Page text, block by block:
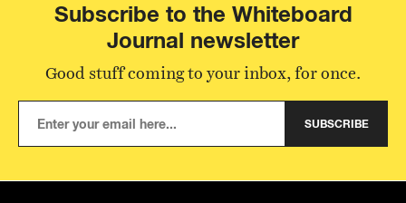
Subscribe to the Whiteboard
Journal newsletter
Good stuff coming to your inbox, for once.
SUBSCRIBE